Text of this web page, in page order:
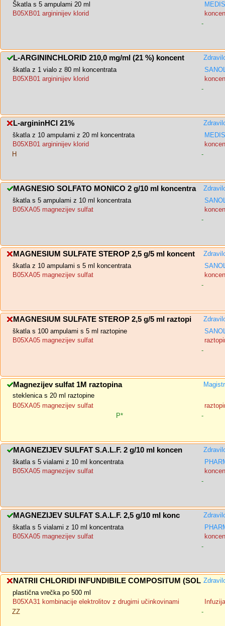
Škatla s 5 ampulami 20 ml
B05XB01 argininijev klorid
-
L-ARGININCHLORID 210,0 mg/ml (21 %) koncent
škatla z 1 vialo z 80 ml koncentrata
B05XB01 argininijev klorid
-
L-argininHCl 21%
škatla z 10 ampulami z 20 ml koncentrata
B05XB01 argininijev klorid
H
-
MAGNESIO SOLFATO MONICO 2 g/10 ml koncentra
škatla s 5 ampulami z 10 ml koncentrata
B05XA05 magnezijev sulfat
-
MAGNESIUM SULFATE STEROP 2,5 g/5 ml koncent
škatla z 10 ampulami s 5 ml koncentrata
B05XA05 magnezijev sulfat
-
MAGNESIUM SULFATE STEROP 2,5 g/5 ml raztopi
škatla s 100 ampulami s 5 ml raztopine
B05XA05 magnezijev sulfat
-
Magnezijev sulfat 1M raztopina
steklenica s 20 ml raztopine
B05XA05 magnezijev sulfat
P*
-
MAGNEZIJEV SULFAT S.A.L.F. 2 g/10 ml koncen
škatla s 5 vialami z 10 ml koncentrata
B05XA05 magnezijev sulfat
-
MAGNEZIJEV SULFAT S.A.L.F. 2,5 g/10 ml konc
škatla s 5 vialami z 10 ml koncentrata
B05XA05 magnezijev sulfat
-
NATRII CHLORIDI INFUNDIBILE COMPOSITUM (SOL
plastična vrečka po 500 ml
B05XA31 kombinacije elektrolitov z drugimi učinkovinami
Infuzija
ZZ
-